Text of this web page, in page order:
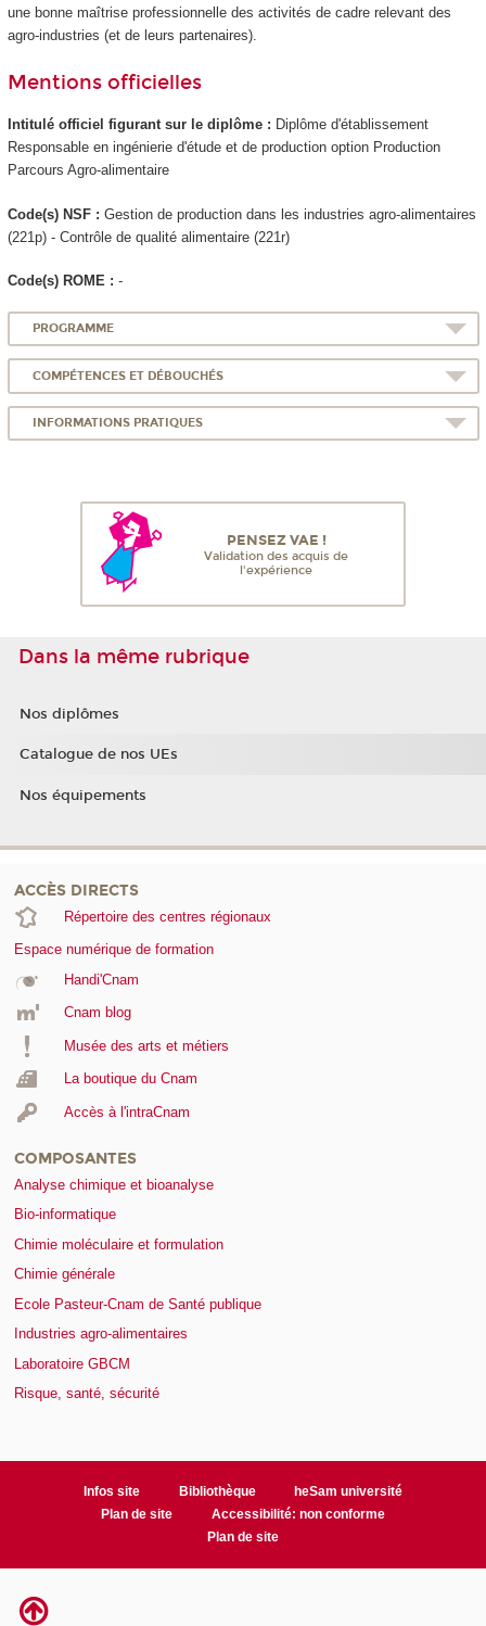
une bonne maîtrise professionnelle des activités de cadre relevant des
agro-industries (et de leurs partenaires).
Mentions officielles
Intitulé officiel figurant sur le diplôme : Diplôme d'établissement
Responsable en ingénierie d'étude et de production option Production
Parcours Agro-alimentaire
Code(s) NSF : Gestion de production dans les industries agro-alimentaires
(221p) - Contrôle de qualité alimentaire (221r)
Code(s) ROME : -
PROGRAMME
COMPÉTENCES ET DÉBOUCHÉS
INFORMATIONS PRATIQUES
PENSEZ VAE !
Validation des acquis de
l'expérience
Dans la même rubrique
Nos diplômes
Catalogue de nos UEs
Nos équipements
ACCÈS DIRECTS
Répertoire des centres régionaux
Espace numérique de formation
Handi'Cnam
Cnam blog
Musée des arts et métiers
La boutique du Cnam
Accès à l'intraCnam
COMPOSANTES
Analyse chimique et bioanalyse
Bio-informatique
Chimie moléculaire et formulation
Chimie générale
Ecole Pasteur-Cnam de Santé publique
Industries agro-alimentaires
Laboratoire GBCM
Risque, santé, sécurité
Infos site Bibliothèque
heSam université
Plan de site
Accessibilité: non conforme
Plan de site